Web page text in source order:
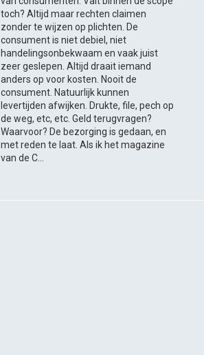
toch? Altijd maar rechten claimen
zonder te wijzen op plichten. De
consument is niet debiel, niet
handelingsonbekwaam en vaak juist
zeer geslepen. Altijd draait iemand
anders op voor kosten. Nooit de
consument. Natuurlijk kunnen
levertijden afwijken. Drukte, file, pech op
de weg, etc, etc. Geld terugvragen?
Waarvoor? De bezorging is gedaan, en
met reden te laat. Als ik het magazine
van de C...